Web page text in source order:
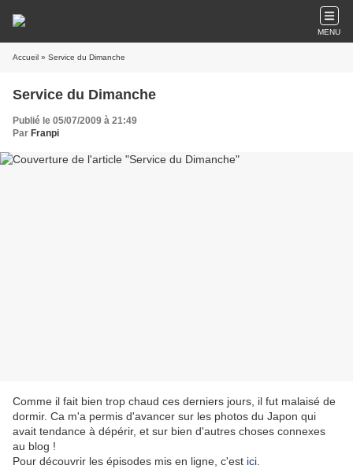
MENU
Accueil » Service du Dimanche
Service du Dimanche
Publié le 05/07/2009 à 21:49
Par Franpi
Comme il fait bien trop chaud ces derniers jours, il fut malaisé de
dormir. Ca m'a permis d'avancer sur les photos du Japon qui
avait tendance à dépérir, et sur bien d'autres choses connexes
au blog !
Pour découvrir les épisodes mis en ligne, c'est ici